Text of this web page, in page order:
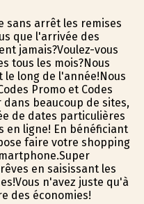
sans arrêt les remises
que l'arrivée des
jamais?Voulez-vous
tous les mois?Nous
le long de l'année!Nous
Promo et Codes
beaucoup de sites,
de dates particulières
en ligne! En bénéficiant
faire votre shopping
en saisissant les
n'avez juste qu'à
des économies!